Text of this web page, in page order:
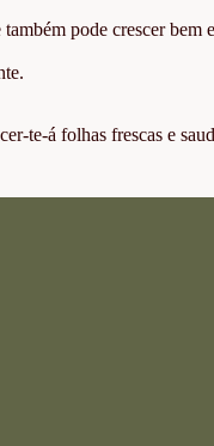
pode crescer bem
te-á folhas frescas e